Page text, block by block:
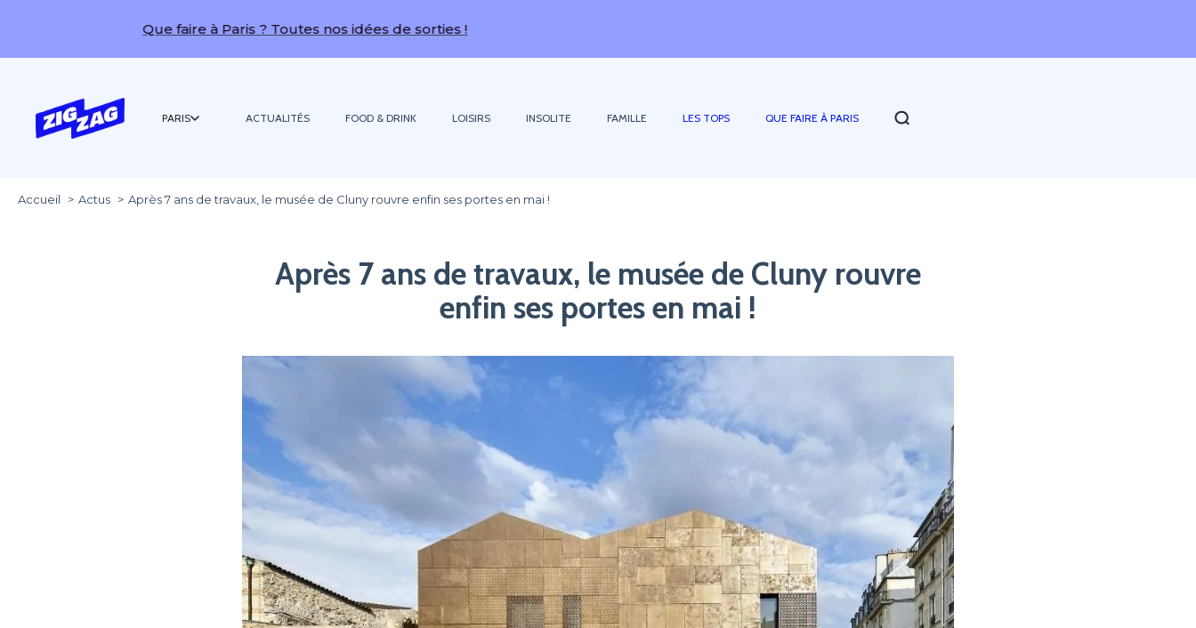
Que faire à Paris ? Toutes nos idées de sorties !
PARIS ACTUALITÉS FOOD & DRINK LOISIRS INSOLITE FAMILLE LES TOPS QUE FAIRE À PARIS
Accueil Actus Après 7 ans de travaux, le musée de Cluny rouvre enfin ses portes en mai !
Après 7 ans de travaux, le musée de Cluny rouvre
enfin ses portes en mai !